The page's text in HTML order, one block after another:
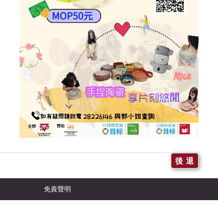
後 退
免責聲明